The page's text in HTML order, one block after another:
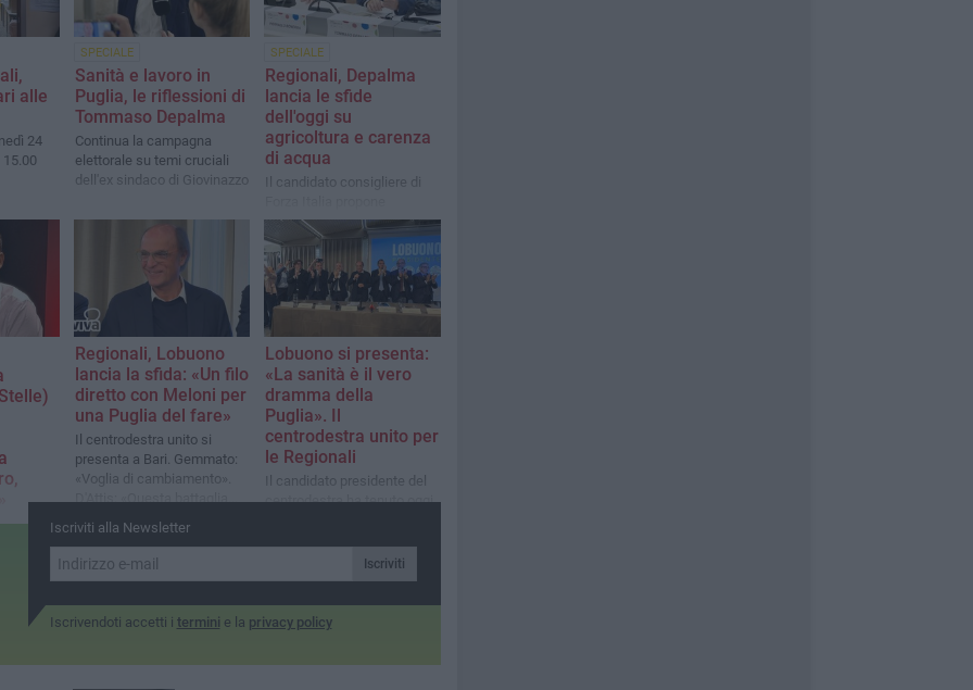
alle
24
SPECIALE
Sanità e lavoro in
Puglia, le riflessioni di
Tommaso Depalma
Continua la campagna
elettorale su temi cruciali
dell'ex sindaco di Giovinazzo
SPECIALE
Regionali, Depalma
lancia le sfide
dell'oggi su
agricoltura e carenza
di acqua
Il candidato consigliere di
soluzioni guardando anche
ad altre aree del
Mediterraneo
nasce
Regionali, Lobuono
lancia la sfida: «Un filo
diretto con Meloni per
una Puglia del fare»
Il centrodestra unito si
presenta a Bari. Gemmato:
«Voglia di cambiamento».
valore aggiunto»
Lobuono si presenta:
«La sanità è il vero
dramma della
Puglia». Il
centrodestra unito per
le Regionali
Il candidato presidente del
centrodestra ha tenuto oggi
Iscriviti alla Newsletter
Iscriviti
Iscrivendoti accetti i termini e la privacy policy